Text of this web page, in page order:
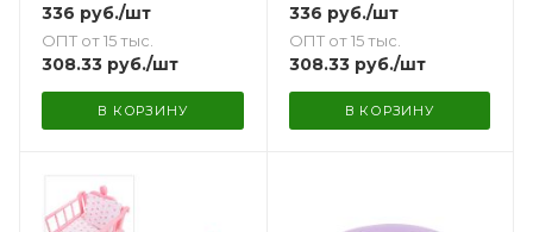
336 руб./шт
ОПТ от 15 тыс.
308.33 руб./шт
В КОРЗИНУ
336 руб./шт
ОПТ от 15 тыс.
308.33руб./шт
В КОРЗИНУ